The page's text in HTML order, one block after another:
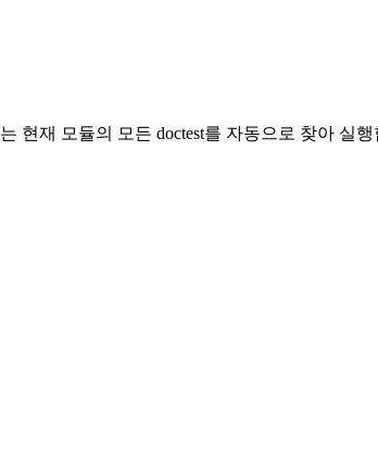
는 현재 모듈의 모든 doctest를 자동으로 찾아 실